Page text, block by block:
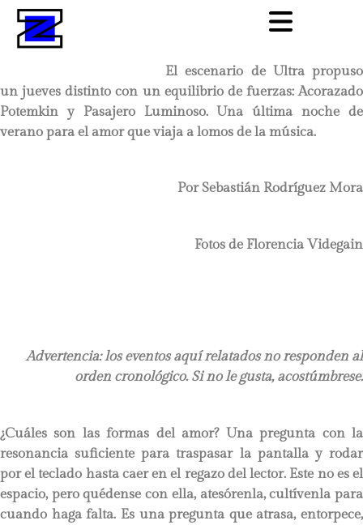
El escenario de Ultra propuso
un jueves distinto con un equilibrio de fuerzas: Acorazado
Potemkin y Pasajero Luminoso. Una última noche de
verano para el amor que viaja a lomos de la música.
Por Sebastián Rodríguez Mora
Fotos de Florencia Videgain
Advertencia: los eventos aquí relatados no responden al
orden cronológico. Si no le gusta, acostúmbrese.
¿Cuáles son las formas del amor? Una pregunta con la
resonancia suficiente para traspasar la pantalla y rodar
por el teclado hasta caer en el regazo del lector. Este no es el
espacio, pero quédense con ella, atesórenla, cultívenla para
cuando haga falta. Es una pregunta que atrasa, entorpece,